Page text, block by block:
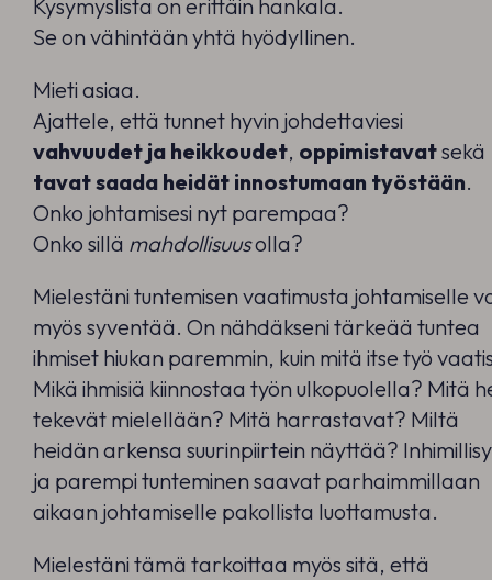
Kysymyslista on erittäin hankala.
Se on vähintään yhtä hyödyllinen.
Mieti asiaa.
Ajattele, että tunnet hyvin johdettaviesi
vahvuudet ja heikkoudet, oppimistavatsekä
tavat saada heidät innostumaan työstään.
Onko johtamisesi nyt parempaa?
Onko sillä mahdollisuusolla?
Mielestäni tuntemisen vaatimusta johtamiselle
myös syventää. On nähdäkseni tärkeää tuntea
ihmiset hiukan paremmin, kuin mitä itse työ
Mikä ihmisiä kiinnostaa työn ulkopuolella? Mitä
tekevät mielellään? Mitä harrastavat? Miltä
heidän arkensa suurinpiirtein näyttää?
ja parempi tunteminen saavat parhaimmillaan
aikaan johtamiselle pakollista luottamusta.
Mielestäni tämä tarkoittaa myös sitä, että